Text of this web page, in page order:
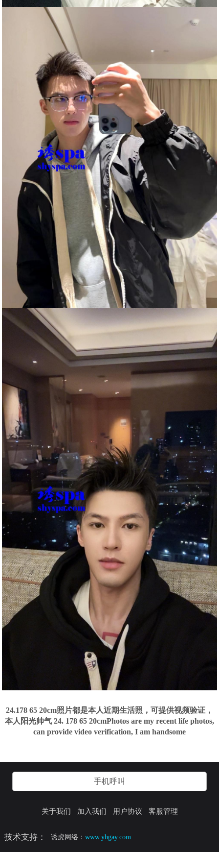
24.178 65 20cm照片都是本人近期生活照，可提供视频验证，
本人阳光帅气 24. 178 65 20cmPhotos are my recent life photos,
can provide video verification, I am handsome
手机呼叫
关于我们 加入我们 用户协议 客服管理
技术支持： 诱虎网络：www.yhgay.com